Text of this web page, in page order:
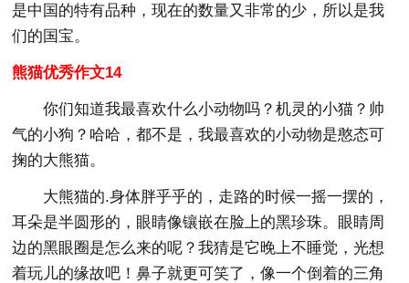
是中国的特有品种，现在的数量又非常的少，所以是我
们的国宝。
熊猫优秀作文14
你们知道我最喜欢什么小动物吗？机灵的小猫？帅
气的小狗？哈哈，都不是，我最喜欢的小动物是憨态可
掬的大熊猫。
大熊猫的.身体胖乎乎的，走路的时候一摇一摆的，
耳朵是半圆形的，眼睛像镶嵌在脸上的黑珍珠。眼睛周
边的黑眼圈是怎么来的呢？我猜是它晚上不睡觉，光想
着玩儿的缘故吧！鼻子就更可笑了，像一个倒着的三角